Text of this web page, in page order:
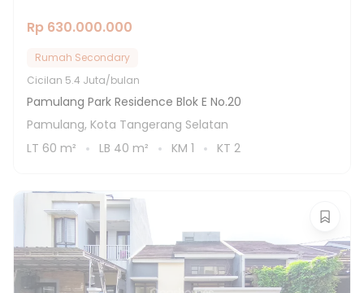
Rp 630.000.000
Rumah Secondary
Cicilan 5.4 Juta/bulan
Pamulang Park Residence Blok E No.20
Pamulang, Kota Tangerang Selatan
LT 60 m² LB 40 m² KM 1 KT 2